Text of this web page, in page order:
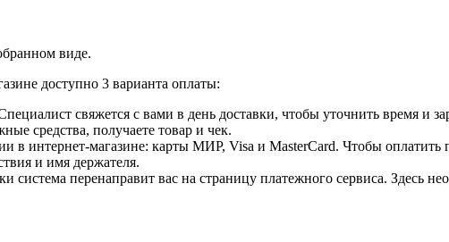
виде.
доступно 3 варианта оплаты:
свяжется с вами в день доставки, чтобы уточнить время и
средства, получаете товар и чек.
в интернет-магазине: карты МИР, Visa и MasterCard. Чтобы оплатить
и имя держателя.
перенаправит вас на страницу платежного сервиса. Здесь